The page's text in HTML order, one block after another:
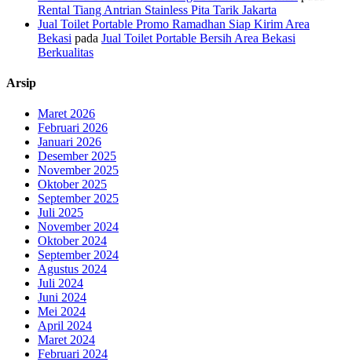
Rental Tiang Antrian Stainless Pita Tarik Jakarta
Jual Toilet Portable Promo Ramadhan Siap Kirim Area
Bekasi pada Jual Toilet Portable Bersih Area Bekasi
Berkualitas
Arsip
Maret 2026
Februari 2026
Januari 2026
Desember 2025
November 2025
Oktober 2025
September 2025
Juli 2025
November 2024
Oktober 2024
September 2024
Agustus 2024
Juli 2024
Juni 2024
Mei 2024
April 2024
Maret 2024
Februari 2024